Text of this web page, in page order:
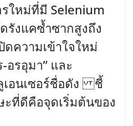
ใหม่ที่มี Selenium
รังแคซ้ำซากสูงถึง
ดความเข้าใจใหม่
อรอุมา” และ
เอนเซอร์ชื่อดัง ชี้
ที่ดีคือจุดเริ่มต้นของ